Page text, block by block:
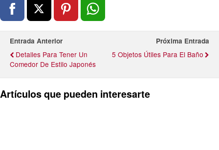
Entrada Anterior
Detalles Para Tener Un
Comedor De Estilo Japonés
Próxima Entrada
5 Objetos Útiles Para El Baño
Artículos que pueden interesarte